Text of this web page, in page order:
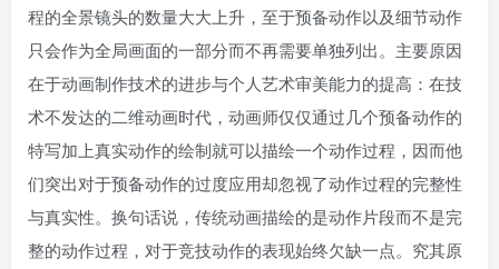
程的全景镜头的数量大大上升，至于预备动作以及细节动作
只会作为全局画面的一部分而不再需要单独列出。主要原因
在于动画制作技术的进步与个人艺术审美能力的提高：在技
术不发达的二维动画时代，动画师仅仅通过几个预备动作的
特写加上真实动作的绘制就可以描绘一个动作过程，因而他
们突出对于预备动作的过度应用却忽视了动作过程的完整性
与真实性。换句话说，传统动画描绘的是动作片段而不是完
整的动作过程，对于竞技动作的表现始终欠缺一点。究其原